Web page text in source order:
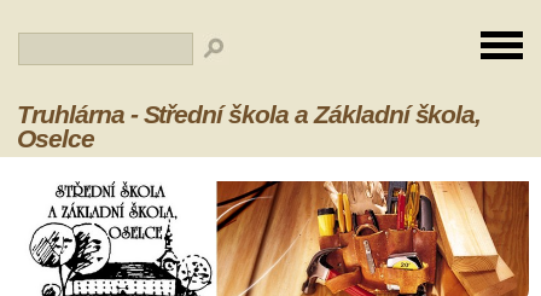
Truhlárna - Střední škola a Základní škola,
Oselce